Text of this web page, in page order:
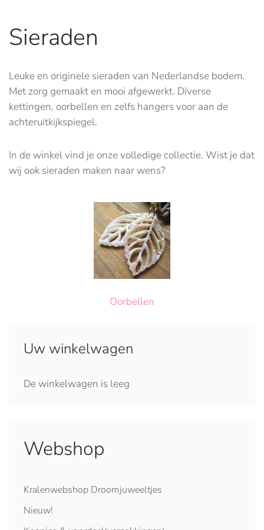
Sieraden
Leuke en originele sieraden van Nederlandse bodem.
Met zorg gemaakt en mooi afgewerkt. Diverse
kettingen, oorbellen en zelfs hangers voor aan de
achteruitkijkspiegel.
In de winkel vind je onze volledige collectie. Wist je dat
wij ook sieraden maken naar wens?
Oorbellen
Uw winkelwagen
De winkelwagen is leeg
Webshop
Kralenwebshop Droomjuweeltjes
Nieuw!